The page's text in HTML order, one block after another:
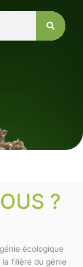
?
écologique
filière du génie